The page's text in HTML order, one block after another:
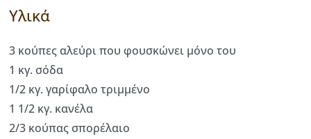
Υλικά
3 κούπες αλεύρι που φουσκώνει μόνο του
1 κγ. σόδα
1/2 κγ. γαρίφαλο τριμμένο
1 1/2 κγ. κανέλα
2/3 κούπας σπορέλαιο